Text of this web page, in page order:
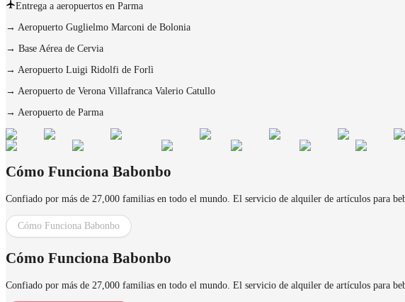
Entrega a aeropuertos en Parma
→ Aeropuerto Guglielmo Marconi de Bolonia
→ Base Aérea de Cervia
→ Aeropuerto Luigi Ridolfi de Forlì
→ Aeropuerto de Verona Villafranca Valerio Catullo
→ Aeropuerto de Parma
Cómo Funciona Babonbo
Confiado por más de 27,000 familias en todo el mundo. El servicio de alquiler de artículos para
Cómo Funciona Babonbo
Cómo Funciona Babonbo
Confiado por más de 27,000 familias en todo el mundo. El servicio de alquiler de artículos para